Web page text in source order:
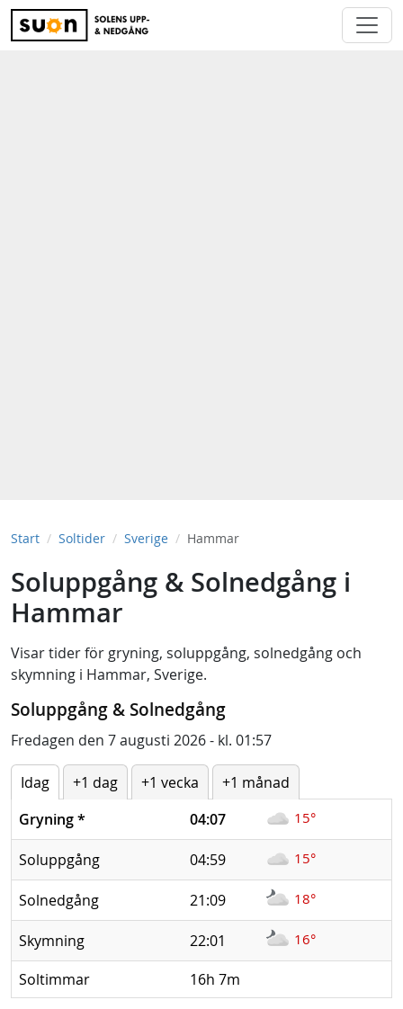
Start Soltider Sverige Hammar
Soluppgång & Solnedgång i
Hammar
Visar tider för gryning, soluppgång, solnedgång och
skymning i Hammar, Sverige.
Soluppgång & Solnedgång
Fredagen den 7 augusti 2026 - kl. 01:57
Idag +1 dag +1 vecka
+1 månad
Gryning* 04:07 15°
Soluppgång 04:59 15°
Solnedgång 21:09 18°
Skymning 22:01 16°
Soltimmar 16h 7m